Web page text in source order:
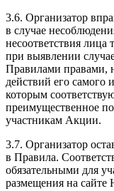
3.6. Организатор
в случае
несоответствия
при выявлении
Правилами правами,
действий его самого
которым
преимущественное
участникам Акции.
3.7. Организатор
в Правила.
обязательными для
размещения на